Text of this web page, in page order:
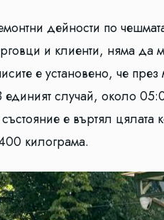
дейности по
и клиенти, няма да
е установено, че
единият случай, около
е въртял цялата
килограма.